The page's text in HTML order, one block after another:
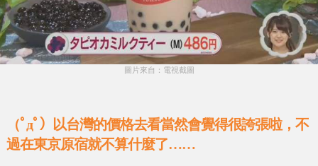
圖片來自：電視截圖
（ﾟдﾟ）以台灣的價格去看當然會覺得很誇張啦，不
過在東京原宿就不算什麼了……